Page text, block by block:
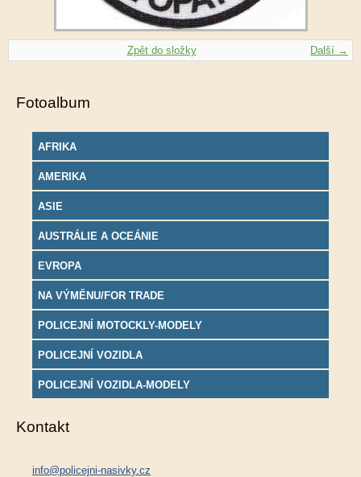
Další →
Zpět do složky
Fotoalbum
AFRIKA
AMERIKA
ASIE
AUSTRÁLIE A OCEÁNIE
EVROPA
NA VÝMĚNU/FOR TRADE
POLICEJNÍ MOTOCKLY-MODELY
POLICEJNÍ VOZIDLA
POLICEJNÍ VOZIDLA-MODELY
Kontakt
info@policejni-nasivky.cz